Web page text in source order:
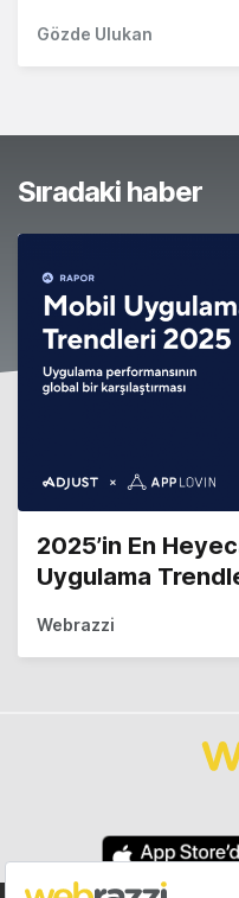
Gözde Ulukan
Sıradaki haber
2025’in En
Uygulama
Webrazzi